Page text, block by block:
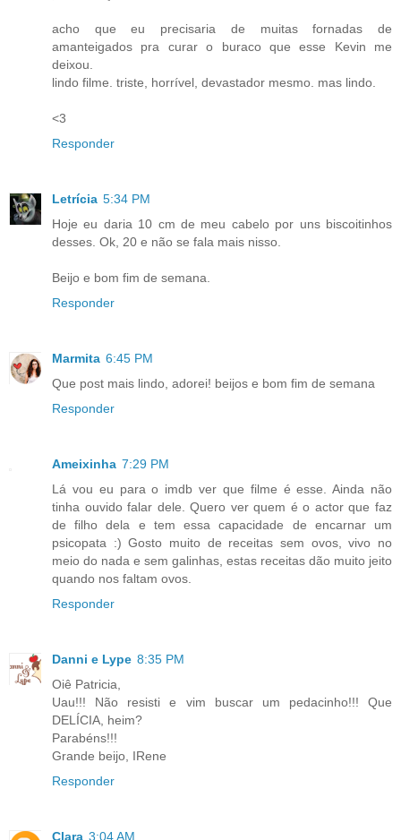
acho que eu precisaria de muitas fornadas de
amanteigados pra curar o buraco que esse Kevin me
deixou.
lindo filme. triste, horrível, devastador mesmo. mas lindo.
<3
Responder
Letrícia 5:34 PM
Hoje eu daria 10 cm de meu cabelo por uns biscoitinhos
desses. Ok, 20 e não se fala mais nisso.
Beijo e bom fim de semana.
Responder
Marmita 6:45 PM
Que post mais lindo, adorei! beijos e bom fim de semana
Responder
Ameixinha 7:29 PM
Lá vou eu para o imdb ver que filme é esse. Ainda não
tinha ouvido falar dele. Quero ver quem é o actor que faz
de filho dela e tem essa capacidade de encarnar um
psicopata :) Gosto muito de receitas sem ovos, vivo no
meio do nada e sem galinhas, estas receitas dão muito jeito
quando nos faltam ovos.
Responder
Danni e Lype 8:35 PM
Oiê Patricia,
Uau!!! Não resisti e vim buscar um pedacinho!!! Que
DELÍCIA, heim?
Parabéns!!!
Grande beijo, IRene
Responder
Clara 3:04 AM